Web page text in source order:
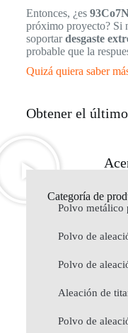
Entonces, ¿es
próximo proyecto? Si
soportardesgaste
probable que la
Quizá quiera saber
Obtener el
Categoría de
Polvo metálico
Polvo de
Polvo de
Aleación de
Polvo de